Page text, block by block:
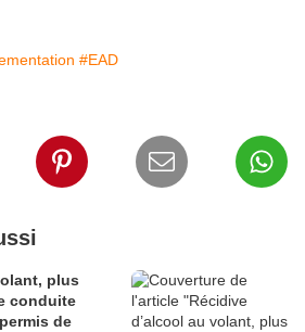
#EAD
plus
conduite
de